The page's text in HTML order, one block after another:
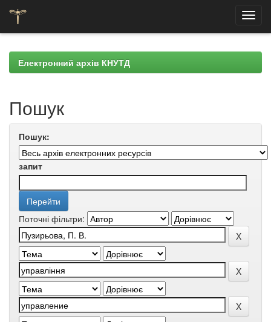
navigationЕлектронний архів КНУТД
Пошук
Пошук:
запит
Поточні фільтри: